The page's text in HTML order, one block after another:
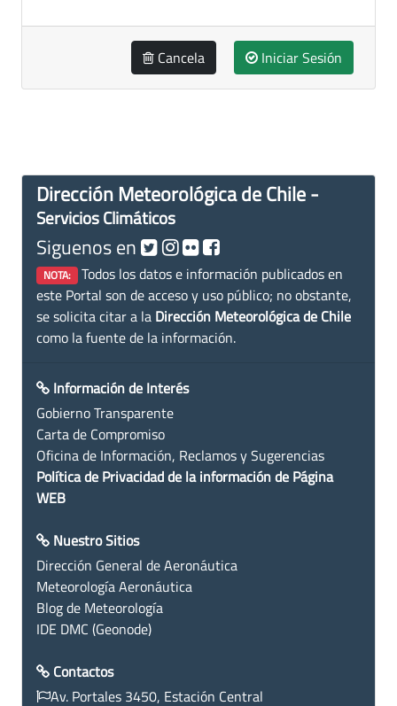
Cancela Iniciar Sesión
Dirección Meteorológica de Chile -
Servicios Climáticos
Siguenos en
NOTA: Todos los datos e información publicados en
este Portal son de acceso y uso público; no obstante,
se solicita citar a la Dirección Meteorológica de Chile
como la fuente de la información.
Información de Interés
Gobierno Transparente
Carta de Compromiso
Oficina de Información, Reclamos y Sugerencias
Política de Privacidad de la información de Página
WEB
Nuestro Sitios
Dirección General de Aeronáutica
Meteorología Aeronáutica
Blog de Meteorología
IDE DMC (Geonode)
Contactos
Av. Portales 3450, Estación Central